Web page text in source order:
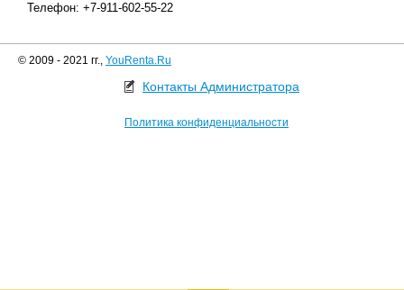
Телефон: +7-911-602-55-22
© 2009 - 2021 гг., YouRenta.Ru
Контакты Администратора
Политика конфиденциальности